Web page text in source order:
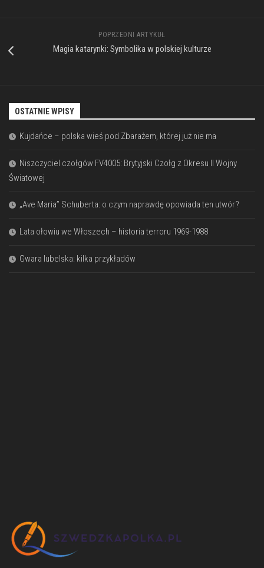
POPRZEDNI ARTYKUŁ
Magia katarynki: Symbolika w polskiej kulturze
OSTATNIE WPISY
Kujdańce – polska wieś pod Zbarażem, której już nie ma
Niszczyciel czołgów FV4005: Brytyjski Czołg z Okresu II Wojny
Światowej
„Ave Maria” Schuberta: o czym naprawdę opowiada ten utwór?
Lata ołowiu we Włoszech – historia terroru 1969-1988
Gwara lubelska: kilka przykładów